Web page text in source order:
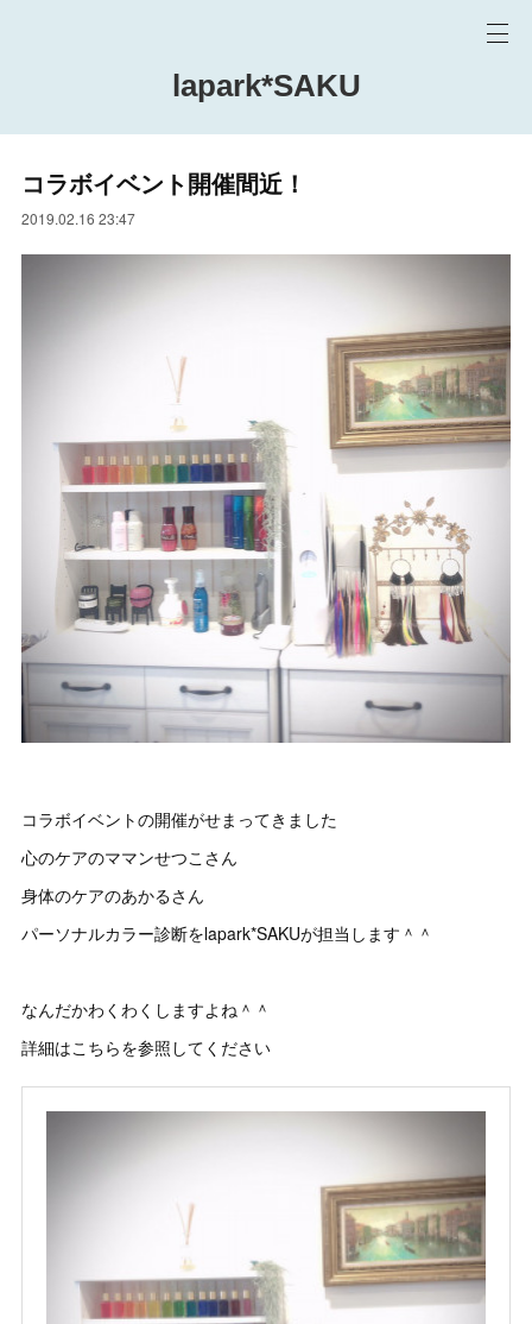
lapark*SAKU
コラボイベント開催間近！
2019.02.16 23:47
コラボイベントの開催がせまってきました
心のケアのママンせつこさん
身体のケアのあかるさん
パーソナルカラー診断をlapark*SAKUが担当します＾＾
なんだかわくわくしますよね＾＾
詳細はこちらを参照してください